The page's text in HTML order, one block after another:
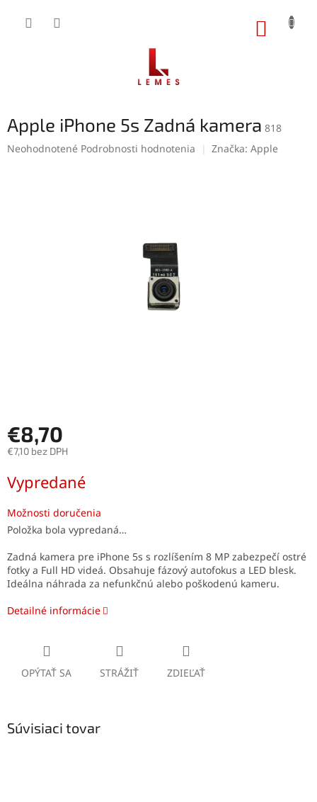
Apple iPhone 5s Zadná kamera 818
Priemerné
Neohodnotené Podrobnosti hodnotenia Značka: Apple
€8,70
€7,10 bez DPH
cena:
Vypredané
Možnosti doručenia
Položka bola vypredaná…
Zadná kamera pre iPhone 5s s rozlíšením 8 MP zabezpečí ostré
fotky a Full HD videá. Obsahuje fázový autofokus a LED blesk.
Ideálna náhrada za nefunkčnú alebo poškodenú kameru.
Detailné informácie
OPÝTAŤ SA STRÁŽIŤ ZDIEĽAŤ
Súvisiaci tovar